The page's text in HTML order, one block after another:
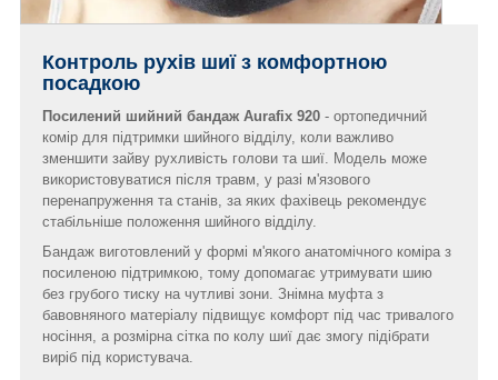
Контроль рухів шиї з комфортною
посадкою
Посилений шийний бандаж Aurafix 920 - ортопедичний
комір для підтримки шийного відділу, коли важливо
зменшити зайву рухливість голови та шиї. Модель може
використовуватися після травм, у разі м'язового
перенапруження та станів, за яких фахівець рекомендує
стабільніше положення шийного відділу.
Бандаж виготовлений у формі м'якого анатомічного коміра з
посиленою підтримкою, тому допомагає утримувати шию
без грубого тиску на чутливі зони. Знімна муфта з
бавовняного матеріалу підвищує комфорт під час тривалого
носіння, а розмірна сітка по колу шиї дає змогу підібрати
виріб під користувача.